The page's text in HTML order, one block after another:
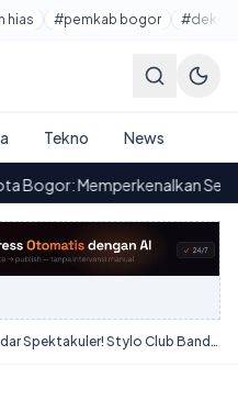
hias #pemkab bogor
Tekno News
Sejarah dan Nilai
Kopdar Spektakuler! Stylo Club Bandung Panaskan Awal 2026 dengan Solidaritas Erat